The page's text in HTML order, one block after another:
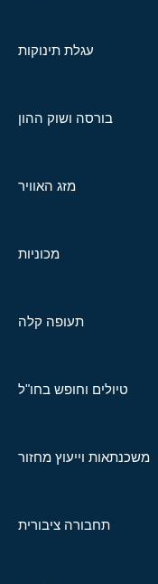
עגלת תינוקות
בורסה ושוק ההון
מזג האוויר
מכוניות
תעופה קלה
טיולים וחופש בחו"ל
משכנתאות וייעוץ מחזור
תחבורה ציבורית